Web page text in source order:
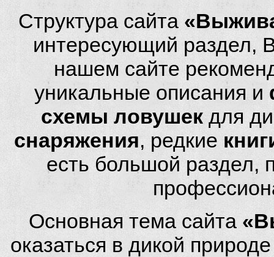
Структура сайта
интересующий раздел,
нашем сайте
уникальные описания и
схемы ловушек для
снаряжения, редкие
есть большой
Основная тема сайта
оказаться в дикой